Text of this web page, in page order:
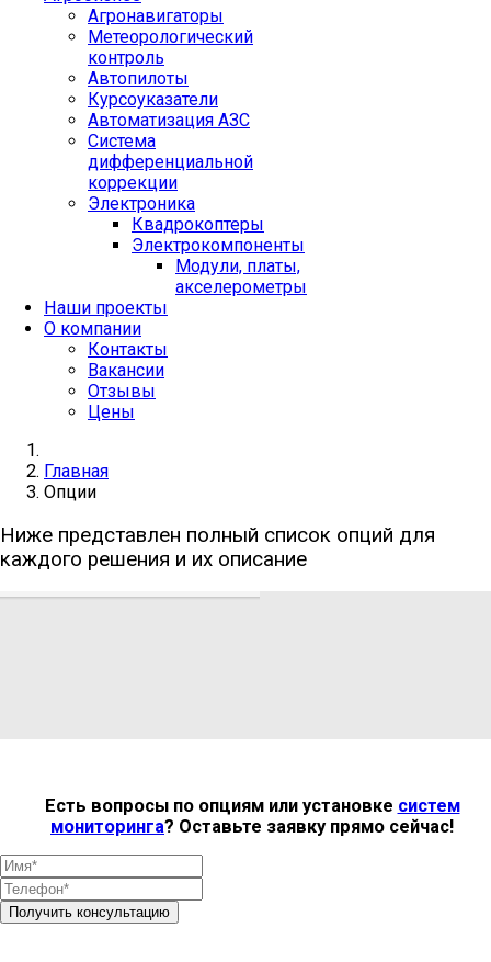
Агронавигаторы
Метеорологический
контроль
Автопилоты
Курсоуказатели
Автоматизация АЗС
Система
дифференциальной
коррекции
Электроника
Квадрокоптеры
Электрокомпоненты
Модули, платы,
акселерометры
Наши проекты
О компании
Контакты
Вакансии
Отзывы
Цены
Главная
Опции
Ниже представлен полный список опций для
каждого решения и их описание
Есть вопросы по опциям или установке систем
мониторинга? Оставьте заявку прямо сейчас!
Получить консультацию